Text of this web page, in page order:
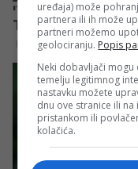
uređaja) može
partnera ili ih može
partneri možemo
geolociranju. Popis
Neki dobavljači
temelju legitimnog
nastavku možete
dnu ove stranice ili
pristankom ili
kolačića.